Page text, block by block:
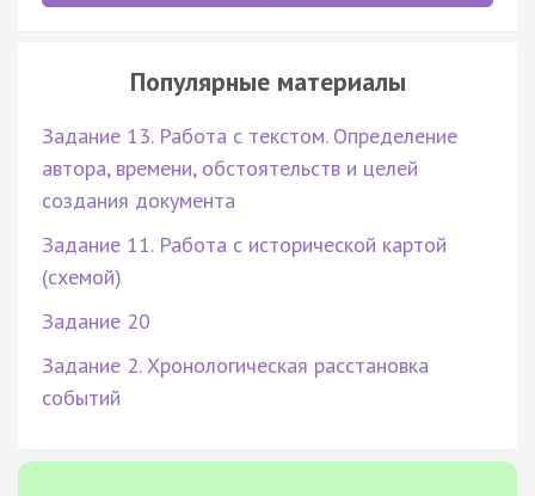
Популярные материалы
Задание 13. Работа с текстом. Определение
автора, времени, обстоятельств и целей
создания документа
Задание 11. Работа с исторической картой
(схемой)
Задание 20
Задание 2. Хронологическая расстановка
событий